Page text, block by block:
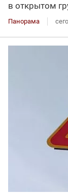
в открытом
Панорама